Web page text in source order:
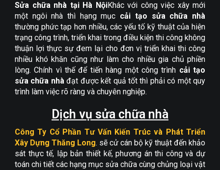
Nội thất nhà phố
Nội thất văn phòng
Nội thất quán cafe
Nội thất quán karaoke
Nội thất khác
Dịch vụ thi công
Dịch vụ sửa nhà
Thi công hoàn thiện
Thi công gỗ nội thất
Thi công sơn bả
Sửa chữa nhà tại Hà NộiKhác với công việc xây mới
một ngôi nhà thì hạng mục cải tạo sửa chữa nhà
thường phức tạp hơn nhiều, các yếu tố kỹ thuật của hiện
trạng công trình, triển khai trong điều kiện thi công không
thuận lợi thực sự đem lại cho đơn vị triển khai thi công
nhiều khó khăn cũng như làm cho nhiều gia chủ phiền
lòng. Chính vì thế để tiến hàng một công trình cải tạo
sửa chữa nhàđạt được kết quả tốt thì phải có một quy
trình làm việc rõ ràng và chuyên nghiệp.
Dịch vụ sửa chữa nhà
Công Ty Cổ Phần Tư Vấn Kiến Trúc và Phát Triển
Xây Dựng Thăng Long. sẽ cử cán bộ kỹ thuật đến khảo
sát thực tế, lập bản thiết kế, phương án thi công và dự
toán chi tiết các hạng mục sửa chữa cùng chủng loại vật